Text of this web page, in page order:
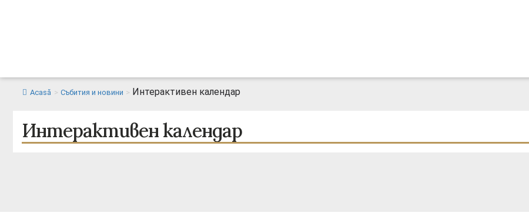
Acasă > Събития и новини > Интерактивен календар
Интерактивен календар